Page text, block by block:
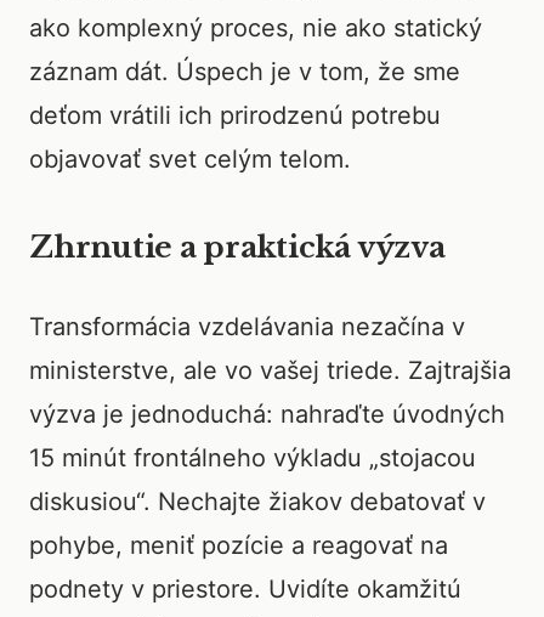
ako komplexný proces, nie ako statický
záznam dát. Úspech je v tom, že sme
deťom vrátili ich prirodzenú potrebu
objavovať svet celým telom.
Zhrnutie a praktická výzva
Transformácia vzdelávania nezačína v
ministerstve, ale vo vašej triede. Zajtrajšia
výzva je jednoduchá: nahraďte úvodných
15 minút frontálneho výkladu „stojacou
diskusiou“. Nechajte žiakov debatovať v
pohybe, meniť pozície a reagovať na
podnety v priestore. Uvidíte okamžitú